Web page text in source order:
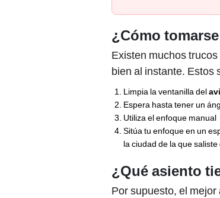
¿Cómo
Existen muchos
bien al instante. Estos
Limpia la ventanilla del
Espera hasta tener un
Utiliza el enfoque manual
Sitúa tu enfoque en un
la ciudad de la que
¿Qué asiento
Por supuesto, el